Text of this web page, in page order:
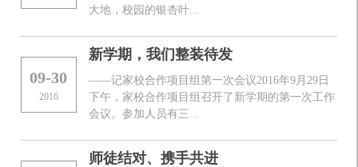
大地，校园的银杏叶...
09-30
2016
新学期，我们整装待发
——记家校合作项目组第一次会议2016年9月29日
下午，家校合作项目组召开了新学期的第一次工作
会议。参加人员有三...
师徒结对、携手共进